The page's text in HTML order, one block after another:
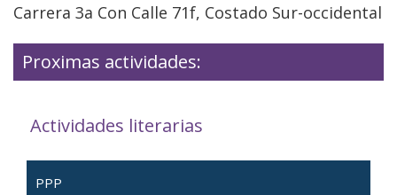
Carrera 3a Con Calle 71f, Costado Sur-occidental
Proximas actividades:
Actividades literarias
PPP